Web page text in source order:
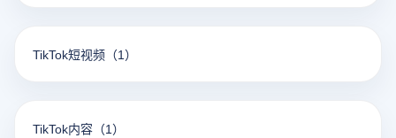
TikTok短视频 （1）
TikTok内容 （1）